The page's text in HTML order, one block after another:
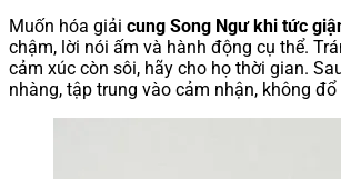
Muốn hóa giải cung Song Ngư khi tức
chậm, lời nói ấm và hành động cụ thể.
cảm xúc còn sôi, hãy cho họ thời gian.
nhàng, tập trung vào cảm nhận, không đổ